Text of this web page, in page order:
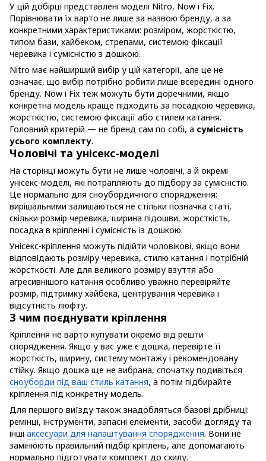
У цій добірці представлені моделі Nitro, Now і Fix.
Порівнювати їх варто не лише за назвою бренду, а за
конкретними характеристиками: розміром, жорсткістю,
типом бази, хайбеком, стрепами, системою фіксації
черевика і сумісністю з дошкою.
Nitro має найширший вибір у цій категорії, але це не
означає, що вибір потрібно робити лише всередині одного
бренду. Now і Fix теж можуть бути доречними, якщо
конкретна модель краще підходить за посадкою черевика,
жорсткістю, системою фіксації або стилем катання.
Головний критерій — не бренд сам по собі, а сумісність
усього комплекту.
Чоловічі та унісекс-моделі
На сторінці можуть бути не лише чоловічі, а й окремі
унісекс-моделі, які потрапляють до підбору за сумісністю.
Це нормально для сноубордичного спорядження:
вирішальними залишаються не стільки позначка статі,
скільки розмір черевика, ширина підошви, жорсткість,
посадка в кріпленні і сумісність із дошкою.
Унісекс-кріплення можуть підійти чоловікові, якщо вони
відповідають розміру черевика, стилю катання і потрібній
жорсткості. Але для великого розміру взуття або
агресивнішого катання особливо уважно перевіряйте
розмір, підтримку хайбека, центрування черевика і
відсутність люфту.
З чим поєднувати кріплення
Кріплення не варто купувати окремо від решти
спорядження. Якщо у вас уже є дошка, перевірте її
жорсткість, ширину, систему монтажу і рекомендовану
стійку. Якщо дошка ще не вибрана, спочатку подивіться
сноуборди під ваш стиль катання, а потім підбирайте
кріплення під конкретну модель.
Для першого виїзду також знадобляться базові дрібниці:
ремінці, інструменти, запасні елементи, засоби догляду та
інші аксесуари для налаштування спорядження. Вони не
замінюють правильний підбір кріплень, але допомагають
нормально підготувати комплект до схилу.